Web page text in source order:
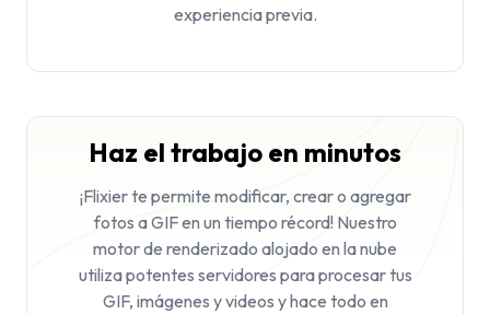
experiencia previa.
Haz el trabajo en minutos
¡Flixier te permite modificar, crear o agregar
fotos a GIF en un tiempo récord! Nuestro
motor de renderizado alojado en la nube
utiliza potentes servidores para procesar tus
GIF, imágenes y videos y hace todo en